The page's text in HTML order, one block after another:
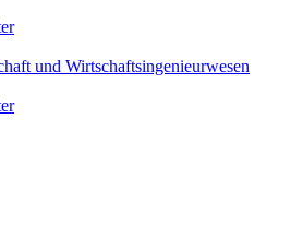
und Wirtschaftsingenieurwesen